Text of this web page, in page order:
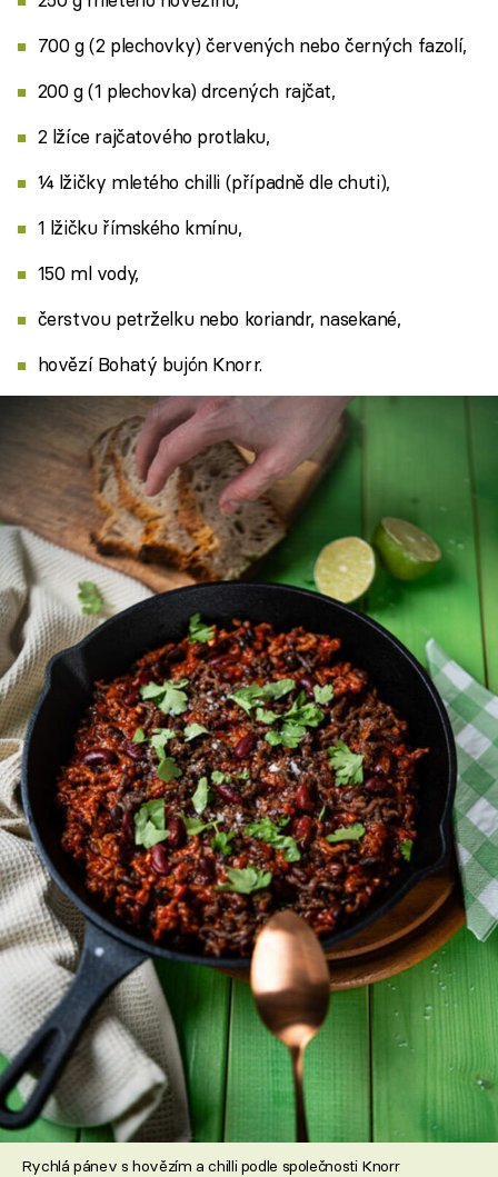
700 g (2 plechovky) červených nebo černých fazolí,
200 g (1 plechovka) drcených rajčat,
2 lžíce rajčatového protlaku,
¼ lžičky mletého chilli (případně dle chuti),
1 lžičku římského kmínu,
150 ml vody,
čerstvou petrželku nebo koriandr, nasekané,
hovězí Bohatý bujón Knorr.
Rychlá pánev s hovězím a chilli podle společnosti Knorr